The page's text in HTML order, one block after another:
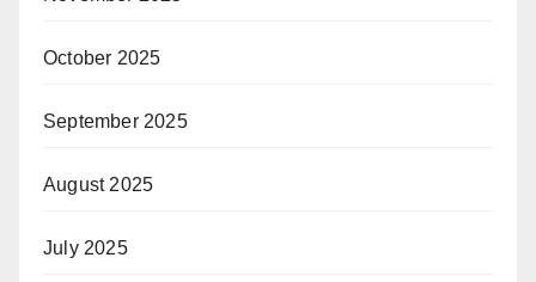
October 2025
September 2025
August 2025
July 2025